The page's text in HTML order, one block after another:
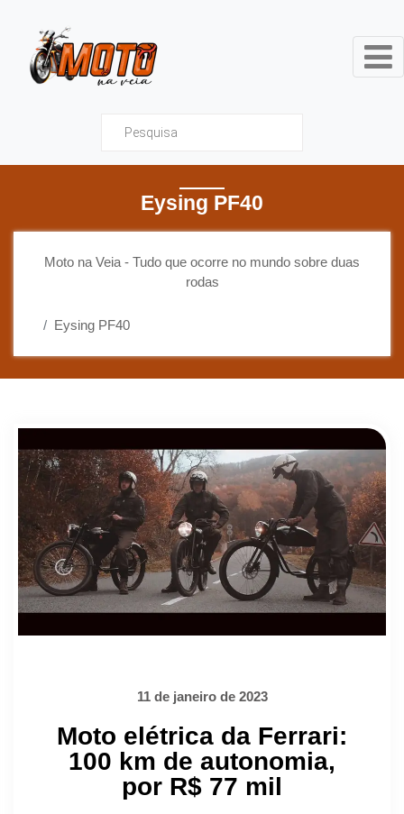
Moto na Veia - Tudo que
Eysing PF40
Moto na Veia - Tudo que ocorre no mundo sobre duas
rodas
Eysing PF40
11 de janeiro de 2023
Moto elétrica da Ferrari:
100 km de autonomia,
por R$ 77 mil